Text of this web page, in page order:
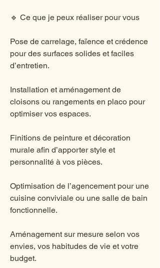
🔹 Ce que je peux réaliser pour vous
Pose de carrelage, faïence et crédence
pour des surfaces solides et faciles
d’entretien.
Installation et aménagement de
cloisons ou rangements en placo pour
optimiser vos espaces.
Finitions de peinture et décoration
murale afin d’apporter style et
personnalité à vos pièces.
Optimisation de l’agencement pour une
cuisine conviviale ou une salle de bain
fonctionnelle.
Aménagement sur mesure selon vos
envies, vos habitudes de vie et votre
budget.